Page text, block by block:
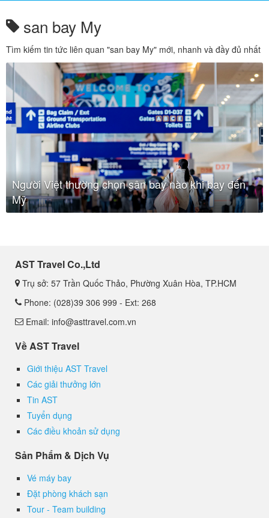
san bay My
Tìm kiếm tin tức liên quan "san bay My" mới, nhanh và đầy đủ nhất
Người Việt thường chọn sân bay nào khi bay đến
Mỹ
AST Travel Co.,Ltd
Trụ sở: 57 Trần Quốc Thảo, Phường Xuân Hòa, TP.HCM
Phone: (028)39 306 999 - Ext: 268
Email: info@asttravel.com.vn
Về AST Travel
Giới thiệu AST Travel
Các giải thưởng lớn
Tin AST
Tuyển dụng
Các điều khoản sử dụng
Sản Phẩm & Dịch Vụ
Vé máy bay
Đặt phòng khách sạn
Tour - Team building